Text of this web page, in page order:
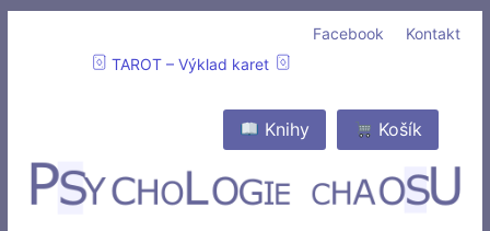
Kontakt
Facebook
TAROT – Výklad karet
Košík
Knihy